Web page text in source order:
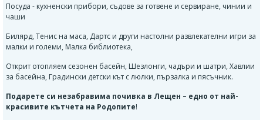
Посуда - кухненски прибори, съдове за готвене и сервиране, чинии и
чаши
Билярд, Тенис на маса, Дартс и други настолни развлекателни игри за
малки и големи, Малка библиотека,
Открит отопляем сезонен басейн, Шезлонги, чадъри и шатри, Хавлии
за басейна, Градински детски кът с люлки, пързалка и пясъчник.
Подарете си незабравима почивка в Лещен – едно от най-
красивите кътчета на Родопите!